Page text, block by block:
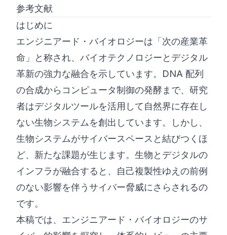
参考文献
はじめに
エンジニアード・バイオロジーは「次の産業革
命」と称され、バイオテクノロジーとデジタル
革新の強力な融合を示しています。DNA 配列
の合成からコンピュータ制御の発酵まで、研究
者はデジタルツールを活用して自然界に存在し
ない生物システムを創出しています。しかし、
生物システムがサイバースペースと結びつくほ
ど、新たな課題が生じます。生物とデジタルの
インフラが融合すると、自己複製性ゆえの前例
のない影響を伴うサイバー脅威にさらされるの
です。
本稿では、エンジニアード・バイオロジーのサ